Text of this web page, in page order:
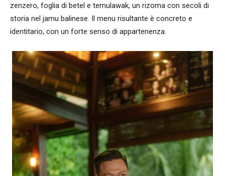
zenzero, foglia di betel e temulawak, un rizoma con secoli di
storia nel jamu balinese. Il menu risultante è concreto e
identitario, con un forte senso di appartenenza.